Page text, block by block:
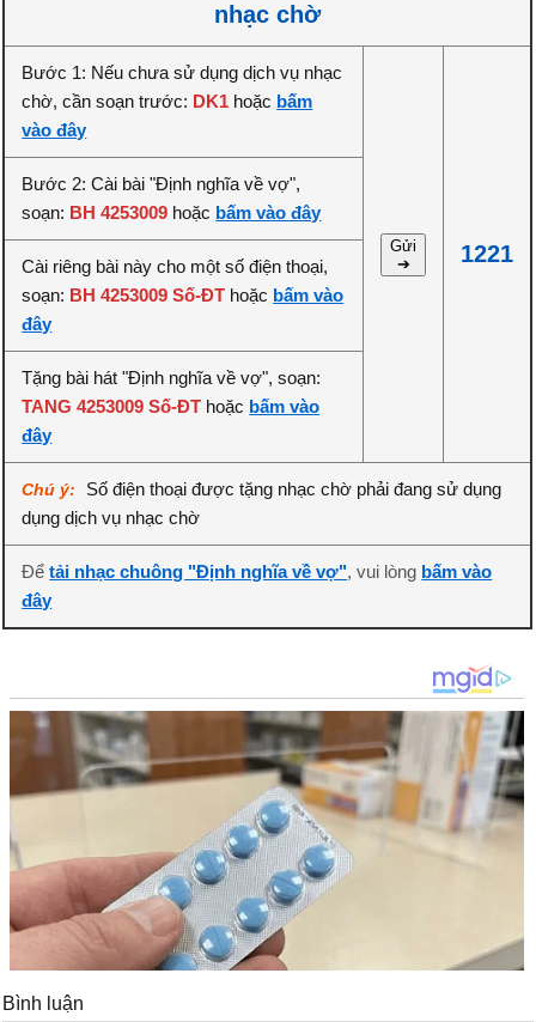
nhạc chờ
Bước 1: Nếu chưa sử dụng dịch vụ nhạc
chờ, cần soạn trước: DK1 hoặc bấm
vào đây
Gửi
➔
1221
Bước 2: Cài bài "Định nghĩa về vợ",
soạn: BH 4253009 hoặc bấm vào đây
Cài riêng bài này cho một số điện thoại,
soạn: BH 4253009 Số-ĐT hoặc bấm vào
đây
Tặng bài hát "Định nghĩa về vợ", soạn:
TANG 4253009 Số-ĐT hoặc bấm vào
đây
Chú ý:
Số điện thoại được tặng nhạc chờ phải đang sử dụng
dụng dịch vụ nhạc chờ
Đểtải nhạc chuông "Định nghĩa về vợ", vui lòng bấm vào
đây
Bình luận